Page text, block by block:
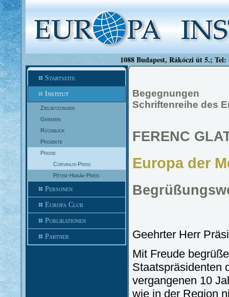
1088 Budapest, Rákóczi út 5.;
Startseite
Institut
Zielsetzungen
Gremien
Rückblick
Projekte
Preise
Corvinus-Preis
Péter-Hanák-Preis
Personen
Europa Club
Publikationen
Partner
Begegnungen
Schriftenreihe des
FERENC
Europa der
Geehrter Herr
Mit Freude
Staatspräsidenten
vergangenen 10
wie in der Region